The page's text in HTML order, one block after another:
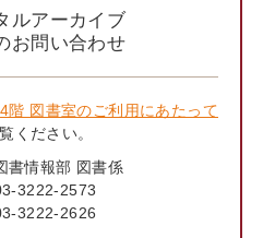
ルアーカイブ
お問い合わせ
4階 図書室のご利用にあたって
ください。
書情報部 図書係
3222-2573
3222-2626